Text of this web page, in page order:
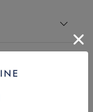
クしています